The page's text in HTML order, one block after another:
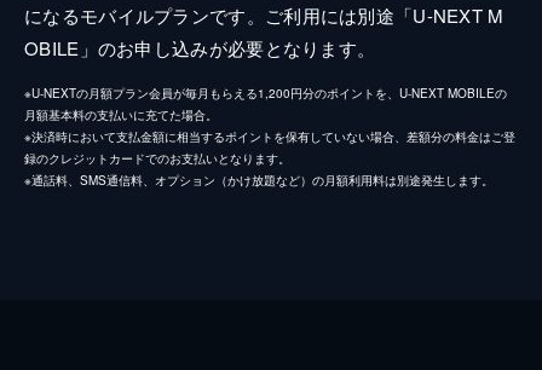
になるモバイルプランです。ご利用には別途「U-NEXT M
OBILE」のお申し込みが必要となります。
※U-NEXTの月額プラン会員が毎月もらえる1,200円分のポイントを、U-NEXT MOBILEの
月額基本料の支払いに充てた場合。
※決済時において支払金額に相当するポイントを保有していない場合、差額分の料金はご登
録のクレジットカードでのお支払いとなります。
※通話料、SMS通信料、オプション（かけ放題など）の月額利用料は別途発生します。